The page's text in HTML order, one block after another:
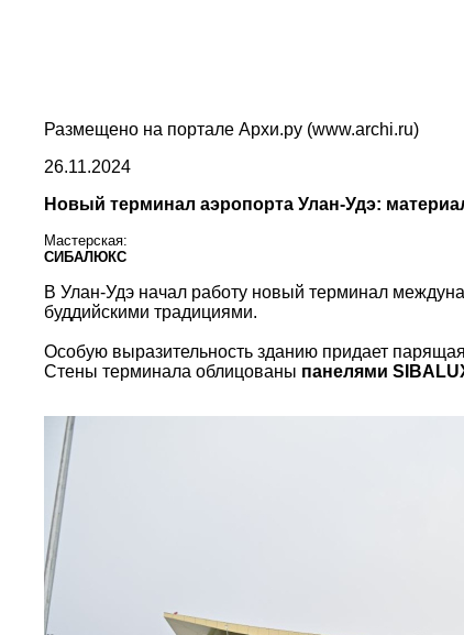
Размещено на портале Архи.ру (www.archi.ru)
26.11.2024
Новый терминал аэропорта Улан-Удэ:
Мастерская:
СИБАЛЮКС
В Улан-Удэ начал работу новый терминал
буддийскими традициями.
Особую выразительность зданию придает
Стены терминала облицованы панелями